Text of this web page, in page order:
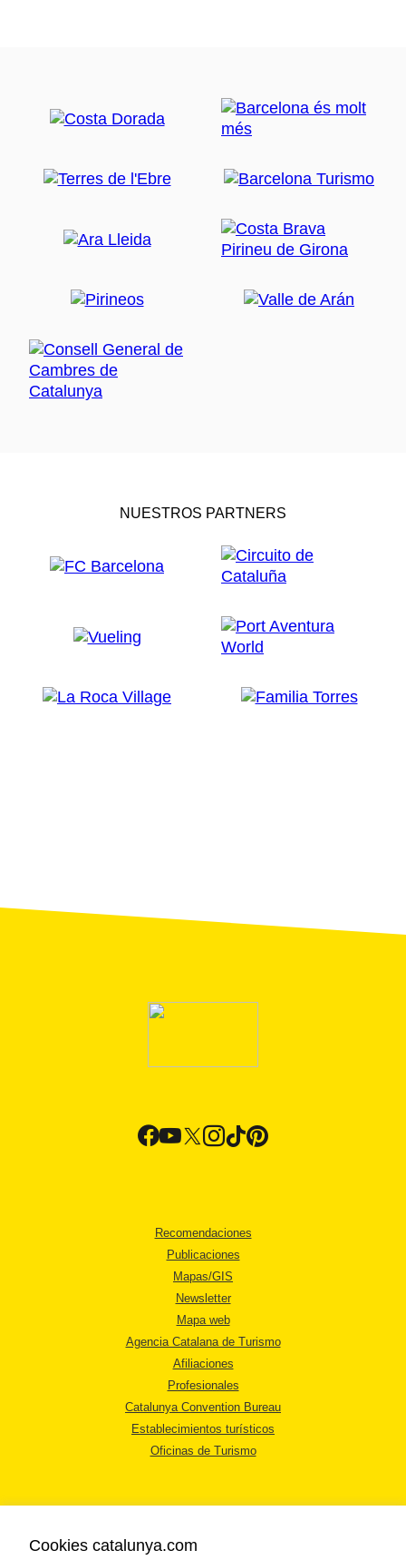
NUESTROS PARTNERS
Recomendaciones
Publicaciones
Mapas/GIS
Newsletter
Mapa web
Agencia Catalana de Turismo
Afiliaciones
Profesionales
Catalunya Convention Bureau
Establecimientos turísticos
Oficinas de Turismo
Cookies catalunya.com